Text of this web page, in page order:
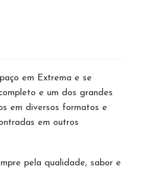
em Extrema e se
e um dos grandes
em diversos formatos e
em outros
pela qualidade, sabor e